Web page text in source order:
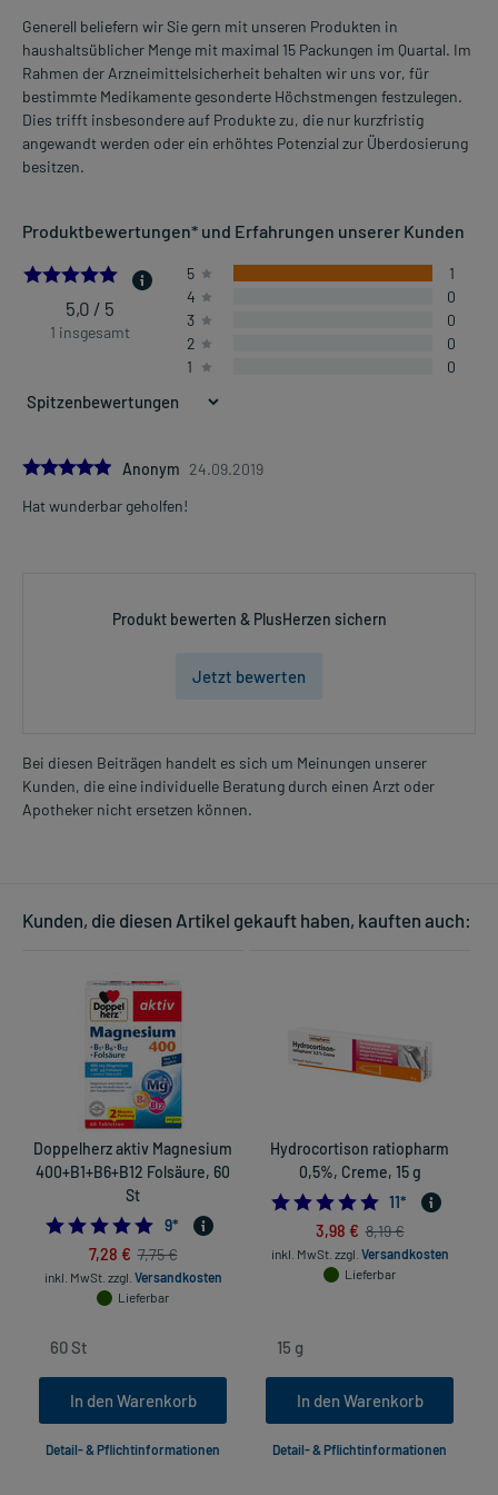
Generell beliefern wir Sie gern mit unseren Produkten in
haushaltsüblicher Menge mit maximal 15 Packungen im Quartal. Im
Rahmen der Arzneimittelsicherheit behalten wir uns vor, für
bestimmte Medikamente gesonderte Höchstmengen festzulegen.
Dies trifft insbesondere auf Produkte zu, die nur kurzfristig
angewandt werden oder ein erhöhtes Potenzial zur Überdosierung
besitzen.
Produktbewertungen* und Erfahrungen unserer Kunden
5.0
5,0 / 5
1 insgesamt
5
1
4
0
3
0
2
0
1
0
5.0Anonym 24.09.2019
Hat wunderbar geholfen!
Produkt bewerten & PlusHerzen sichern
Jetzt bewerten
Bei diesen Beiträgen handelt es sich um Meinungen unserer
Kunden, die eine individuelle Beratung durch einen Arzt oder
Apotheker nicht ersetzen können.
Kunden, die diesen Artikel gekauft haben, kauften auch:
Doppelherz aktiv Magnesium
400+B1+B6+B12 Folsäure, 60
St
4.777777777777778
9*
7,28 € 7,75 €
inkl. MwSt. zzgl. Versandkosten
Lieferbar
In den Warenkorb
Detail- & Pflichtinformationen
Hydrocortison ratiopharm
0,5%, Creme, 15 g
5.0
11*
3,98 € 8,19 €
inkl. MwSt. zzgl. Versandkosten
Lieferbar
In den Warenkorb
Detail- & Pflichtinformationen